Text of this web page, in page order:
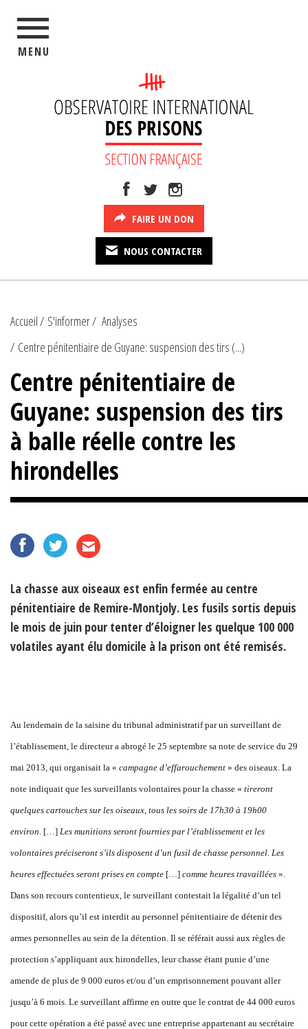
MENU
FAIRE UN DON
NOUS CONTACTER
Accueil S'informer
Analyses
Centre pénitentiaire de Guyane: suspension des tirs (...)
Centre pénitentiaire de
Guyane: suspension des tirs
à balle réelle contre les
hirondelles
La chasse aux oiseaux est enfin fermée au centre
pénitentiaire de Remire-Montjoly. Les fusils sortis depuis
le mois de juin pour tenter d’éloigner les quelque 100 000
volatiles ayant élu domicile à la prison ont été remisés.
Au lendemain de la saisine du tribunal administratif par un surveillant de
l’établissement, le directeur a abrogé le 25 septembre sa note de service du 29
mai 2013, qui organisait la « campagne d’effarouchement » des oiseaux. La
note indiquait que les surveillants volontaires pour la chasse « tireront
quelques cartouches sur les oiseaux, tous les soirs de 17h30 à 19h00
environ . […] Les munitions seront fournies par l’établissement et les
volontaires préciseront s’ils disposent d’un fusil de chasse personnel. Les
heures effectuées seront prises en compte […] comme heures travaillées ».
Dans son recours contentieux, le surveillant contestait la légalité d’un tel
dispositif, alors qu’il est interdit au personnel pénitentiaire de détenir des
armes personnelles au sein de la détention. Il se référait aussi aux règles de
protection s’appliquant aux hirondelles, leur chasse étant punie d’une
amende de plus de 9 000 euros et/ou d’un emprisonnement pouvant aller
jusqu’à 6 mois. Le surveillant affirme en outre que le contrat de 44 000 euros
pour cette opération a été passé avec une entreprise appartenant au secrétaire